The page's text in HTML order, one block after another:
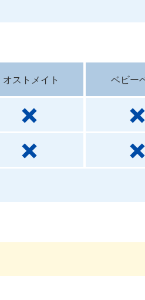
オストメイト ベビー